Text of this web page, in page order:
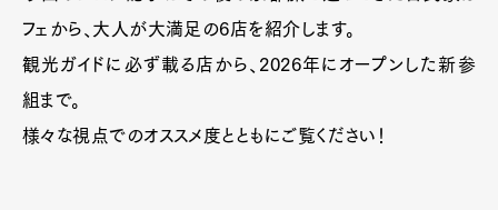
フェから、大人が大満足の6店を紹介します。
観光ガイドに必ず載る店から、2026年にオープンした新参
組まで。
様々な視点でのオススメ度とともにご覧ください！